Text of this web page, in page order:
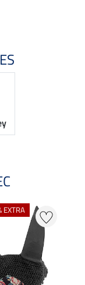
EXTRA